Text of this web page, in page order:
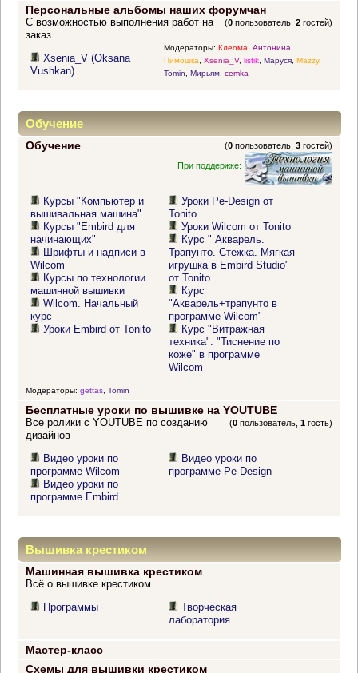
Персональные альбомы наших форумчан
(0 пользователь,2 гостей)
С возможностью выполнения работ на
заказ
Xsenia_V (Oksana
Vushkan)
Модераторы: Клеома, Антонина,
Пимошка, Xsenia_V, listik, Маруся, Mazzy,
Tomin, Мирьям, cemka
Обучение
Обучение (0 пользователь,3 гостей)
При поддержке:
Курсы "Компьютер и
вышивальная машина"
Курсы "Embird для
начинающих"
Шрифты и надписи в
Wilcom
Курсы по технологии
машинной вышивки
Wilcom. Начальный
курс
Уроки Embird от Tonito
Уроки Pe-Design от
Tonito
Уроки Wilcom от Tonito
Курс " Акварель.
Трапунто. Стежка. Мягкая
игрушка в Embird Studio"
от Tonito
Курс
"Акварель+трапунто в
программе Wilcom"
Курс "Витражная
техника". "Тиснение по
коже" в программе
Wilcom
Модераторы: gettas, Tomin
Бесплатные уроки по вышивке на YOUTUBE
(0 пользователь,1 гость)
Все ролики с YOUTUBE по созданию
дизайнов
Видео уроки по
программе Wilcom
Видео уроки по
программе Embird.
Видео уроки по
программе Pe-Design
Вышивка крестиком
Машинная вышивка крестиком
Всё о вышивке крестиком
Программы
Творческая
лаборатория
Мастер-класс
Схемы для вышивки крестиком